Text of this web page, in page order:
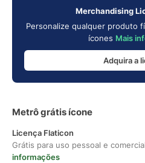
Merchandising
Personalize qualquer produto
ícones Mais
Adquira a
Metrô grátis ícone
Licença Flaticon
Grátis para uso pessoal e
informações